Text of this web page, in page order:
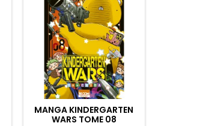
MANGA KINDERGARTEN
WARS TOME 08